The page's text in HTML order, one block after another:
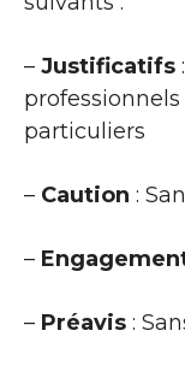
– Justificatifs
particuliers
– Caution :
–
– Préavis :